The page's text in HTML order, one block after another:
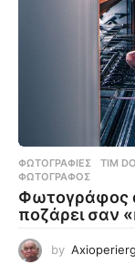
ΦΩΤΟΓΡΑΦΊΕΣ TIM
ΦΩΤΟΓΡΆΦΟΣ
Φωτογράφος
ποζάρει σαν
by